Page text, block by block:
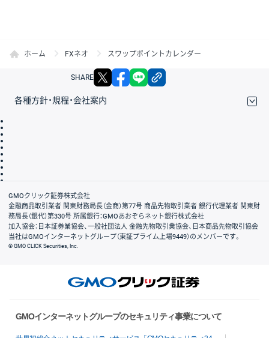
ホーム FXネオ スワップポイントカレンダー
SHARE X facebook
各種方針・規程・会社案内
会社案内
GMOクリック証券株式会社
金融商品取引業者 関東財務局長（金商）第77号 商品先物取引業者 銀行代理業者 関東財
務局長（銀代）第330号 所属銀行：GMOあおぞらネット銀行株式会社
加入協会：日本証券業協会、一般社団法人 金融先物取引業協会、日本商品先物取引協会
当社はGMOインターネットグループ（東証プライム上場9449）のメンバーです。
© GMO CLICK Securities, Inc.
GMOインターネットグループのセキュリティ事業について